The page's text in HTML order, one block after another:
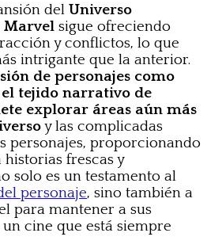
del Universo
Marvel sigue ofreciendo
y conflictos, lo que
intrigante que la anterior.
de personajes como
tejido narrativo de
explorar áreas aún más
y las complicadas
personajes, proporcionando
frescas y
solo es un testamento al
personaje, sino también a
para mantener a sus
cine que está siempre